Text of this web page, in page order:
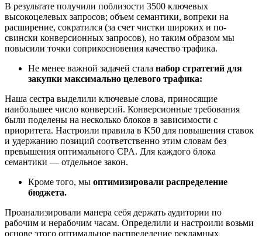
В результате получили поблизости 3500 ключевых
высокоцелевых запросов; объем семантики, вопреки на
расширение, сократился (за счет чистки широких и по-
свински конверсионных запросов), но таким образом мы
повысили точки соприкосновения качество трафика.
Не менее важной задачей стала набор стратегий для
закупки максимально целевого трафика:
Наша сестра выделили ключевые слова, приносящие
наибольшее число конверсий. Конверсионные требования
были поделены на несколько блоков в зависимости с
приоритета. Настроили правила в K50 для повышения ставок
и удержанию позиций соответственно этим словам без
превышения оптимального CPA. Для каждого блока
семантики — отдельное закон.
Кроме того, мы оптимизировали распределение
бюджета.
Проанализировали манера себя держать аудитории по
рабочим и нерабочим часам. Определили и настроили возьми
основе этого оптимальное распределение рекламных